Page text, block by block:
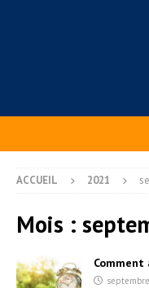
ACCUEIL 2021
Mois :